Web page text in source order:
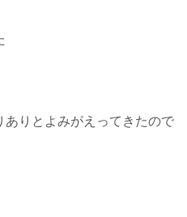
ありとよみがえってきたので